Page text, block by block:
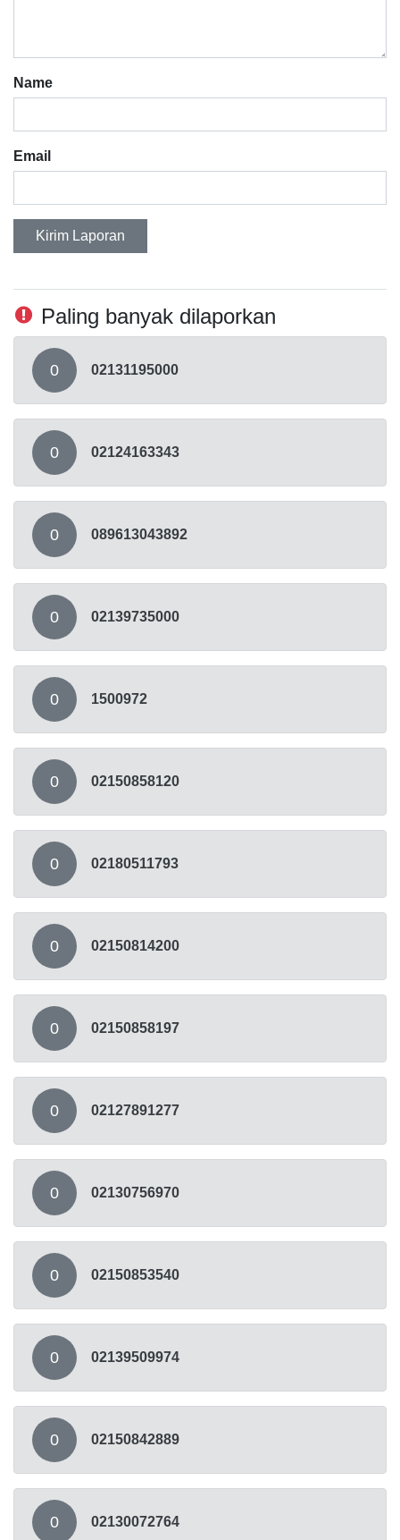
Name
Email
Kirim Laporan
Paling banyak dilaporkan
0 02131195000
0 02124163343
0 089613043892
0 02139735000
0 1500972
0 02150858120
0 02180511793
0 02150814200
0 02150858197
0 02127891277
0 02130756970
0 02150853540
0 02139509974
0 02150842889
0 02130072764